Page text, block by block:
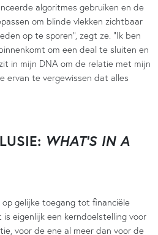
algoritmes gebruiken en de
om blinde vlekken zichtbaar
op te sporen”, zegt ze. “Ik ben
om een deal te sluiten en
in mijn DNA om de relatie met mijn
ervan te vergewissen dat alles
WHAT’S IN A
op gelijke toegang tot financiële
eigenlijk een kerndoelstelling voor
voor de ene al meer dan voor de